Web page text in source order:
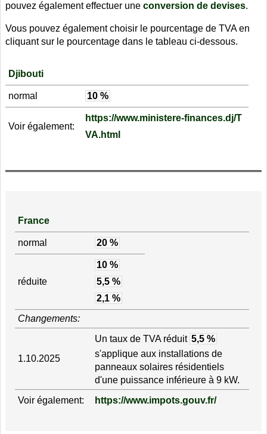
pouvez également effectuer une conversion de devises.
Vous pouvez également choisir le pourcentage de TVA en
cliquant sur le pourcentage dans le tableau ci-dessous.
Djibouti
normal 10 %
Voir également:
https://www.ministere-finances.dj/T
VA.html
France
normal 20 %
réduite
10 %
5,5 %
2,1 %
Changements:
1.10.2025
Un taux de TVA réduit 5,5 %
s'applique aux installations de
panneaux solaires résidentiels
d'une puissance inférieure à 9 kW.
Voir également:
https://www.impots.gouv.fr/